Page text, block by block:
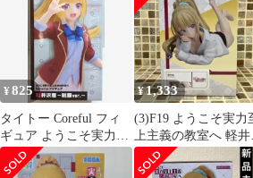
¥825
タイトー Coreful フィ
ギュア ようこそ実力至
上主義の教室へ 2nd
Season 軽井沢恵 制服
¥1,333
(3)F19 ようこそ実力
上主義の教室へ 軽井
恵 1/7スケールフィ
ア